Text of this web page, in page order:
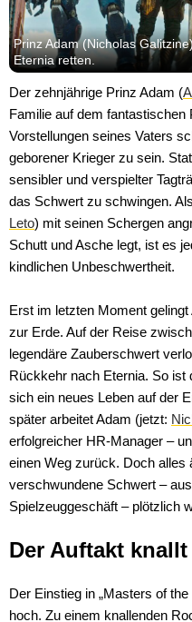
Prinz Adam (Nicholas
Eternia retten.
Der zehnjährige Prinz Adam (
Familie auf dem fantastischen
Vorstellungen seines Vaters
geborener Krieger zu sein.
sensibler und verspielter
das Schwert zu schwingen.
Leto) mit seinen Schergen
Schutt und Asche legt, ist es
kindlichen Unbeschwertheit.
Erst im letzten Moment
zur Erde. Auf der Reise
legendäre Zauberschwert
Rückkehr nach Eternia. So ist
sich ein neues Leben auf der
später arbeitet Adam (jetzt:
erfolgreicher HR-Manager –
einen Weg zurück. Doch alles
verschwundene Schwert –
Spielzeuggeschäft – plötzlich
Der Auftakt
Der Einstieg in „Masters of
hoch. Zu einem knallenden